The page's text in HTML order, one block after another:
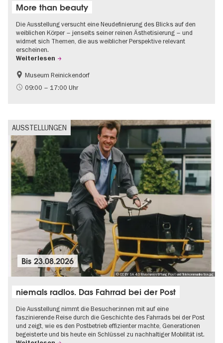
More than beauty
Die Ausstellung versucht eine Neudefinierung des Blicks auf den
weiblichen Körper – jenseits seiner reinen Ästhetisierung – und
widmet sich Themen, die aus weiblicher Perspektive relevant
erscheinen.
Weiterlesen
Gratis
Zeitgenössische Kunst
Museum Reinickendorf
09:00 – 17:00 Uhr
AUSSTELLUNGEN
© CC BY SA 4.0 Museumsstiftung Post und Telekommunikation.jpg
Bis23.08.2026
niemals radlos. Das Fahrrad bei der Post
Die Ausstellung nimmt die Besucher:innen mit auf eine
faszinierende Reise durch die Geschichte des Fahrrads bei der Post
und zeigt, wie es den Postbetrieb effizienter machte, Generationen
begeisterte und bis heute ein Schlüssel zu nachhaltiger Mobilität ist.